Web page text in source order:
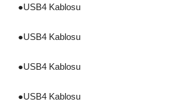
●USB4 Kablosu
●USB4 Kablosu
●USB4 Kablosu
●USB4 Kablosu